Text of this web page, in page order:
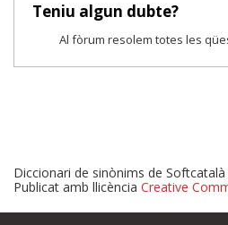
Teniu algun dubte?
Al fòrum resolem totes les
Diccionari de sinònims de Softcatalà
Publicat amb llicència Creative